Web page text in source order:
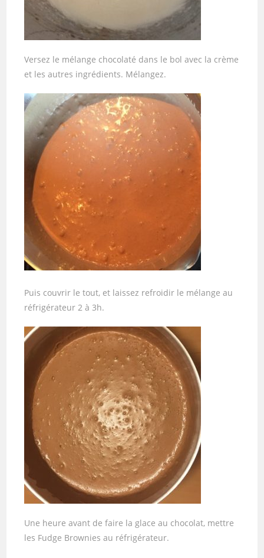
Versez le mélange chocolaté dans le bol avec la crème
et les autres ingrédients. Mélangez.
Puis couvrir le tout, et laissez refroidir le mélange au
réfrigérateur 2 à 3h.
Une heure avant de faire la glace au chocolat, mettre
les Fudge Brownies au réfrigérateur.